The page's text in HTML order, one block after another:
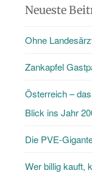
als
den
Blog
Neueste
Ohne
Zankapfel
Österreich –
Blick ins Jahr
Die PVE-
Wer billig kauft,